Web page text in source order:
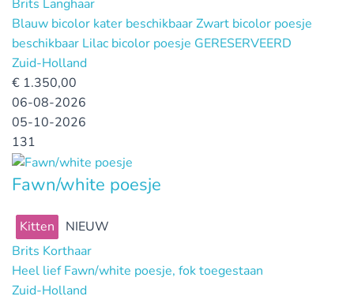
Brits Langhaar
Blauw bicolor kater beschikbaar Zwart bicolor poesje
beschikbaar Lilac bicolor poesje GERESERVEERD
Zuid-Holland
€ 1.350,00
06-08-2026
05-10-2026
131
Fawn/white poesje
Kitten
NIEUW
Brits Korthaar
Heel lief Fawn/white poesje, fok toegestaan
Zuid-Holland